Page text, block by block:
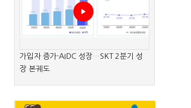
가입자 증가·AIDC 성장…SKT 2분기 성
장 본궤도